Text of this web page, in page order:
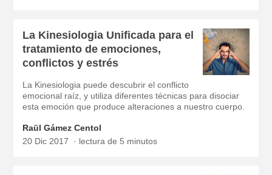
La Kinesiologia Unificada para el
tratamiento de emociones,
conflictos y estrés
La Kinesiologia puede descubrir el conflicto
emocional raíz, y utiliza diferentes técnicas para disociar
esta emoción que produce alteraciones a nuestro cuerpo.
Raül Gámez Centol
20 Dic 2017
lectura de 5 minutos